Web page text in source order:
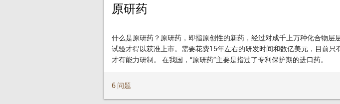
原研药
6 问题
什么是原研药？原研药，即指原创性的新药，经过对成千上万种化合物层
试验才得以获准上市。需要花费15年左右的研发时间和数亿美元，目前只
才有能力研制。 在我国，“原研药”主要是指过了专利保护期的进口药。